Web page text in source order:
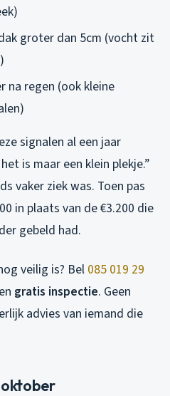
groter dan 5cm (vocht zit
na regen (ook kleine
signalen al een jaar
is maar een klein plekje.”
vaker ziek was. Toen pas
in plaats van de €3.200 die
gebeld had.
veilig is? Bel 085 019 29
gratis inspectie. Geen
advies van iemand die
oktober